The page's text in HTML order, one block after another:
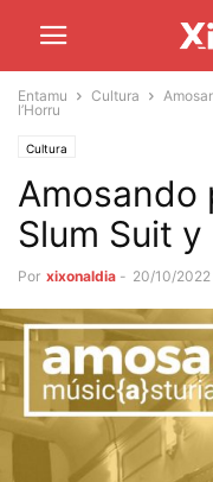
Entamu Cultura
l’Horru
Cultura
Amosando
Slum Suit y
Por xixonaldia - 20/10/2022